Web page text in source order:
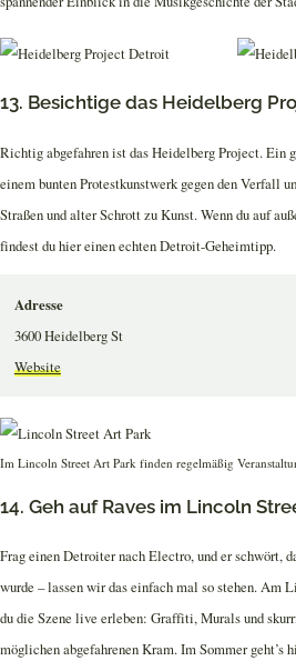
13. Besichtige das Heidelberg
Richtig abgefahren ist das Heidelberg Project. Ein
einem bunten Protestkunstwerk gegen den Verfall
Straßen und alter Schrott zu Kunst. Wenn du auf
findest du hier einen echten Detroit-Geheimtipp.
Adresse
3600 Heidelberg St
Website
Im Lincoln Street Art Park finden regelmäßig
14. Geh auf Raves im Lincoln
Frag einen Detroiter nach Electro, und er schwört,
wurde – lassen wir das einfach mal so stehen. Am
du die Szene live erleben: Graffiti, Murals und
möglichen abgefahrenen Kram. Im Sommer geht’s